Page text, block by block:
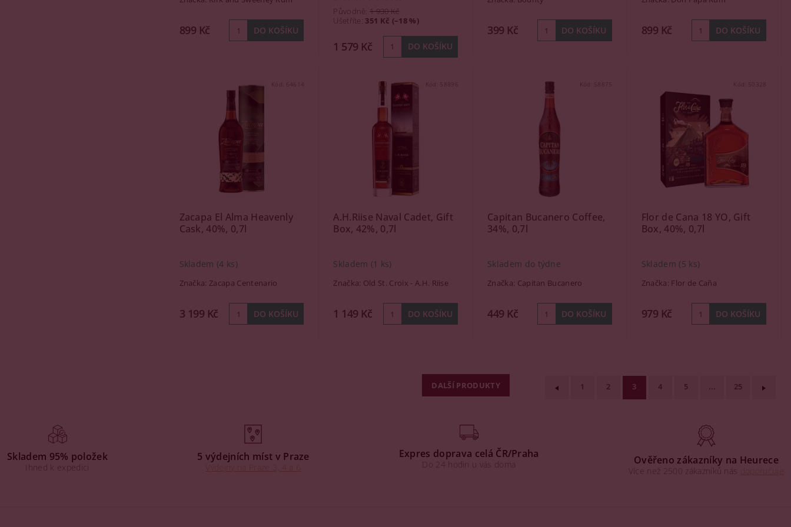
899 Kč
Původně:1 930 Kč
Ušetříte: 351 Kč (–18 %)
1 579 Kč
399 Kč 899 Kč
Kód: 64614
Zacapa El Alma Heavenly
Cask, 40%, 0,7l
Skladem (4 ks)
Značka: Zacapa Centenario
3 199 Kč
Kód: 58896
A.H.Riise Naval Cadet, Gift
Box, 42%, 0,7l
Skladem (1 ks)
Značka: Old St. Croix - A.H. Riise
1 149 Kč
Kód: 58875
Capitan Bucanero Coffee,
34%, 0,7l
Skladem do týdne
Značka: Capitan Bucanero
449 Kč
Kód: 50328
Flor de Cana 18 YO, Gift
Box, 40%, 0,7l
Skladem (5 ks)
Značka: Flor de Caña
979 Kč
DALŠÍ PRODUKTY 1 2 3 4 5 ... 25
Skladem 95% položek
Ihned k expedici
5 výdejních míst v Praze
Výdejny na Praze 3, 4 a 6
Expres doprava celá ČR/Praha
Do 24 hodin u vás doma Ověřeno zákazníky na Heurece
Více než 2500 zákazníků nás